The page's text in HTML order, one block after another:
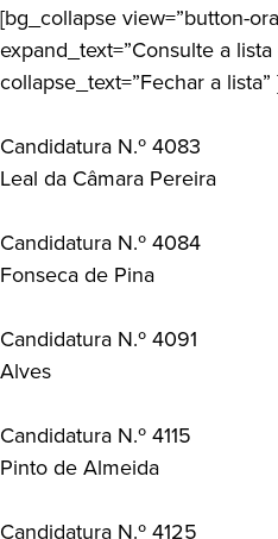
[bg_collapse view=”button-
expand_text=”Consulte a
collapse_text=”Fechar a lista”
Candidatura N.º 4083
Leal da Câmara Pereira
Candidatura N.º 4084
Fonseca de Pina
Candidatura N.º 4091
Alves
Candidatura N.º 4115
Pinto de Almeida
Candidatura N.º 4125